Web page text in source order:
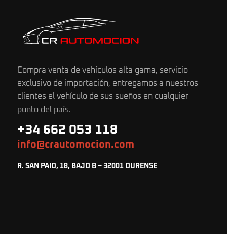
Compra venta de vehículos alta gama, servicio
exclusivo de importación, entregamos a nuestros
clientes el vehículo de sus sueños en cualquier
punto del país.
+34 662 053 118
info@crautomocion.com
R. SAN PAIO, 18, BAJO B – 32001 OURENSE